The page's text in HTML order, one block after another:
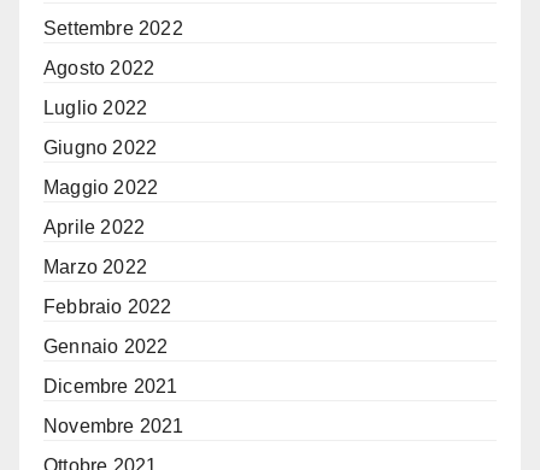
Settembre 2022
Agosto 2022
Luglio 2022
Giugno 2022
Maggio 2022
Aprile 2022
Marzo 2022
Febbraio 2022
Gennaio 2022
Dicembre 2021
Novembre 2021
Ottobre 2021